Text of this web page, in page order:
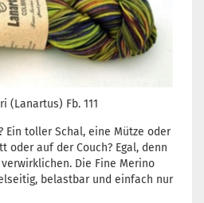
(Lanartus) Fb. 111
Ein toller Schal, eine Mütze oder
oder auf der Couch? Egal, denn
Die Fine Merino
belastbar und einfach nur